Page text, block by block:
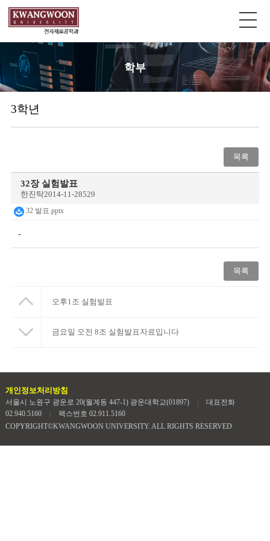
학부
3학년
목록
32장 실험발표
한진탁2014-11-28529
32 발표.pptx
-
목록
오후1조 실험발표
금요일 오전 8조 실험발표자료입니다
개인정보처리방침
서울시 노원구 광운로 20(월계동 447-1) 광운대학교(01897)
대표전화
02.940.5160
팩스번호 02.911.5160
COPYRIGHT©KWANGWOON UNIVERSITY. ALL RIGHTS RESERVED